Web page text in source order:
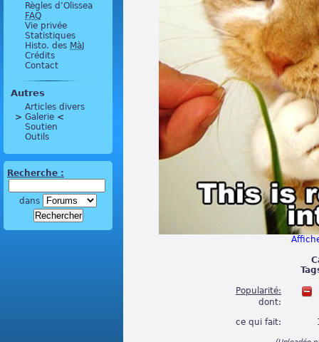
Règles d’Olissea
FAQ
Vie privée
Statistiques
Histo. des MàJ
Crédits
Contact
Autres
Articles divers
> Galerie <
Soutien
Outils
Recherche :
dans
Popularité:
dont:
ce qui fait: